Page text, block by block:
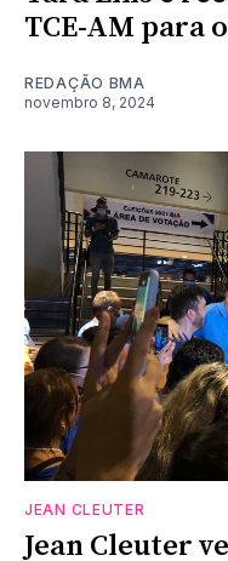
TCE-AM para
REDAÇÃO BMA
novembro 8, 2024
JEAN CLEUTER
Jean Cleuter